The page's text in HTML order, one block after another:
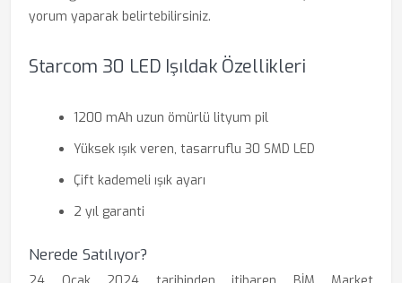
yorum yaparak belirtebilirsiniz.
Starcom 30 LED Işıldak Özellikleri
1200 mAh uzun ömürlü lityum pil
Yüksek ışık veren, tasarruflu 30 SMD LED
Çift kademeli ışık ayarı
2 yıl garanti
Nerede Satılıyor?